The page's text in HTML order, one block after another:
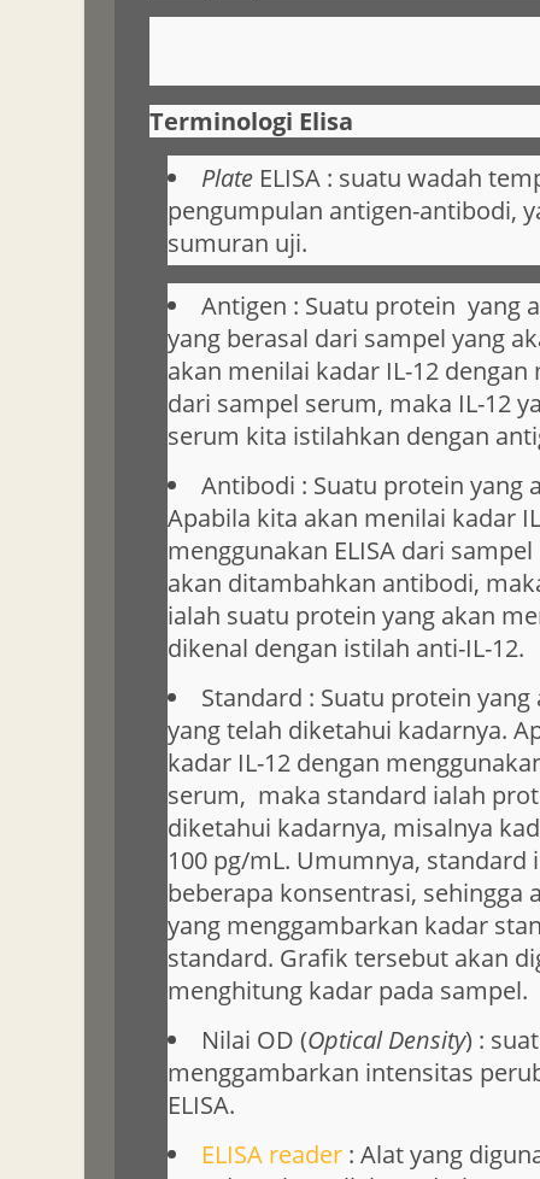
Terminologi Elisa
PlateELISA : suatu wadah
pengumpulan antigen-antibodi,
sumuran uji.
Antigen : Suatu protein yang
yang berasal dari sampel yang
akan menilai kadar IL-12 dengan
dari sampel serum, maka IL-12
serum kita istilahkan dengan
Antibodi : Suatu protein yang
Apabila kita akan menilai kadar
menggunakan ELISA dari
akan ditambahkan antibodi,
ialah suatu protein yang akan
dikenal dengan istilah anti-IL-12.
Standard : Suatu protein
yang telah diketahui kadarnya.
kadar IL-12 dengan
serum, maka standard ialah
diketahui kadarnya, misalnya
100 pg/mL. Umumnya,
beberapa konsentrasi, sehingga
yang menggambarkan kadar
standard. Grafik tersebut akan
menghitung kadar pada sampel.
Nilai OD (Optical Density) :
menggambarkan intensitas
ELISA.
ELISA reader: Alat yang